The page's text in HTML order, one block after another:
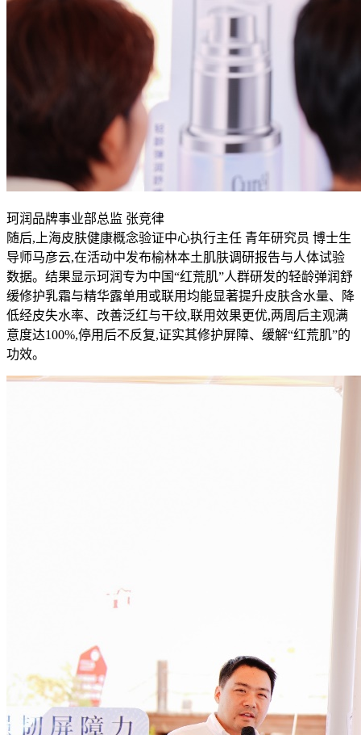
珂润品牌事业部总监 张竞律
随后,上海皮肤健康概念验证中心执行主任 青年研究员 博士生
导师马彦云,在活动中发布榆林本土肌肤调研报告与人体试验
数据。结果显示珂润专为中国“红荒肌”人群研发的轻龄弹润舒
缓修护乳霜与精华露单用或联用均能显著提升皮肤含水量、降
低经皮失水率、改善泛红与干纹,联用效果更优,两周后主观满
意度达100%,停用后不反复,证实其修护屏障、缓解“红荒肌”的
功效。